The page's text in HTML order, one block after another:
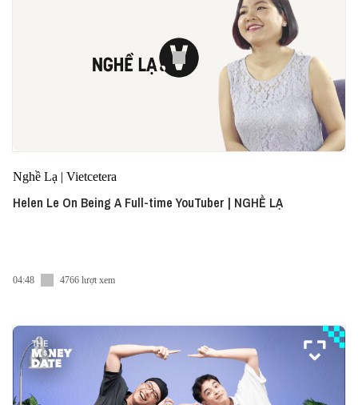
Nghề Lạ | Vietcetera
Helen Le On Being A Full-time YouTuber | NGHỀ LẠ
04:48 4766 lượt xem